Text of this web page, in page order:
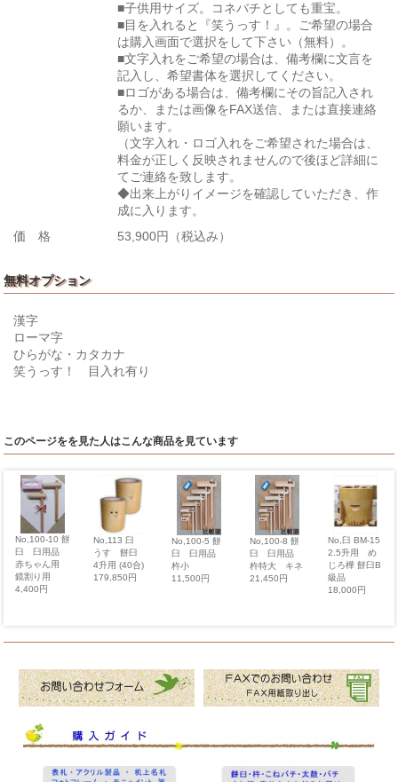
■子供用サイズ。コネバチとしても重宝。
■目を入れると『笑うっす！』。ご希望の場合
は購入画面で選択をして下さい（無料）。
■文字入れをご希望の場合は、備考欄に文言を
記入し、希望書体を選択してください。
■ロゴがある場合は、備考欄にその旨記入され
るか、または画像をFAX送信、または直接連絡
願います。
（文字入れ・ロゴ入れをご希望された場合は、
料金が正しく反映されませんので後ほど詳細に
てご連絡を致します。
◆出来上がりイメージを確認していただき、作
成に入ります。
価 格
53,900円（税込み）
無料オプション
漢字
ローマ字
ひらがな・カタカナ
笑うっす！ 目入れ有り
このページをを見た人はこんな商品を見ています
No,100-10 餅
臼 臼用品
赤ちゃん用
鏡割り用
4,400円
No,113 臼
うす 餅臼
4升用 (40合)
179,850円
No,100-5 餅
臼 臼用品
杵小
11,500円
No,100-8 餅
臼 臼用品
杵特大 キネ
21,450円
No,臼 BM-15
2.5升用 め
じろ樺 餅臼B
級品
18,000円